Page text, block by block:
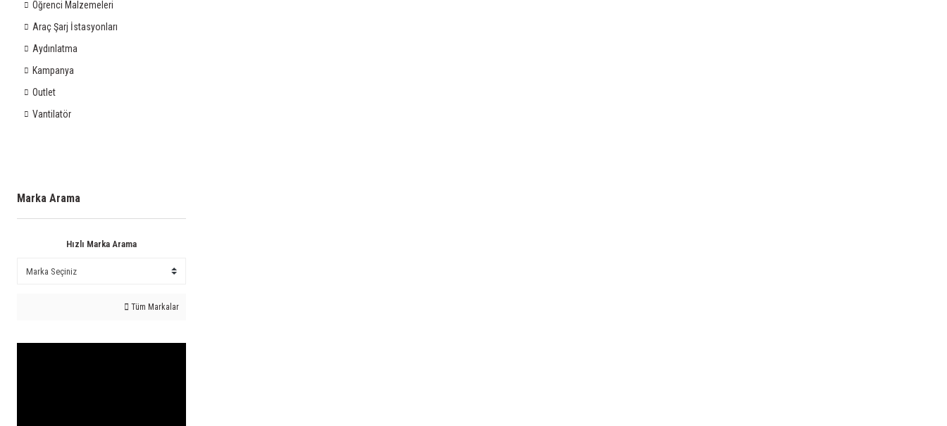
Öğrenci Malzemeleri
Araç Şarj İstasyonları
Aydınlatma
Kampanya
Outlet
Vantilatör
Marka Arama
Hızlı Marka Arama
Tüm Markalar